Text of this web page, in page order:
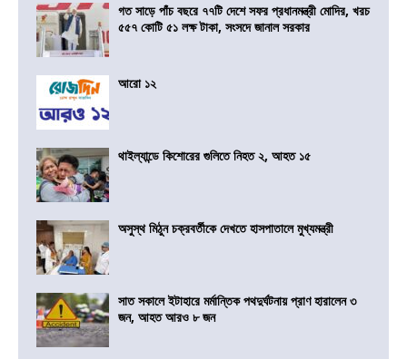
গত সাড়ে পাঁচ বছরে ৭৭টি দেশে সফর প্রধানমন্ত্রী মোদির, খরচ
৫৫৭ কোটি ৫১ লক্ষ টাকা, সংসদে জানাল সরকার
আরো ১২
থাইল্যান্ডে কিশোরের গুলিতে নিহত ২, আহত ১৫
অসুস্থ মিঠুন চক্রবর্তীকে দেখতে হাসপাতালে মুখ্যমন্ত্রী
সাত সকালে ইটাহারে মর্মান্তিক পথদুর্ঘটনায় প্রাণ হারালেন ৩
জন, আহত আরও ৮ জন